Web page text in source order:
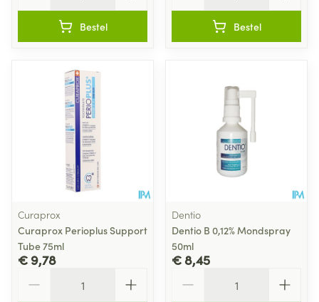
Bestel Bestel
Curaprox
Curaprox Perioplus Support
Tube 75ml
€ 9,78
Dentio
Dentio B 0,12% Mondspray
50ml
€ 8,45